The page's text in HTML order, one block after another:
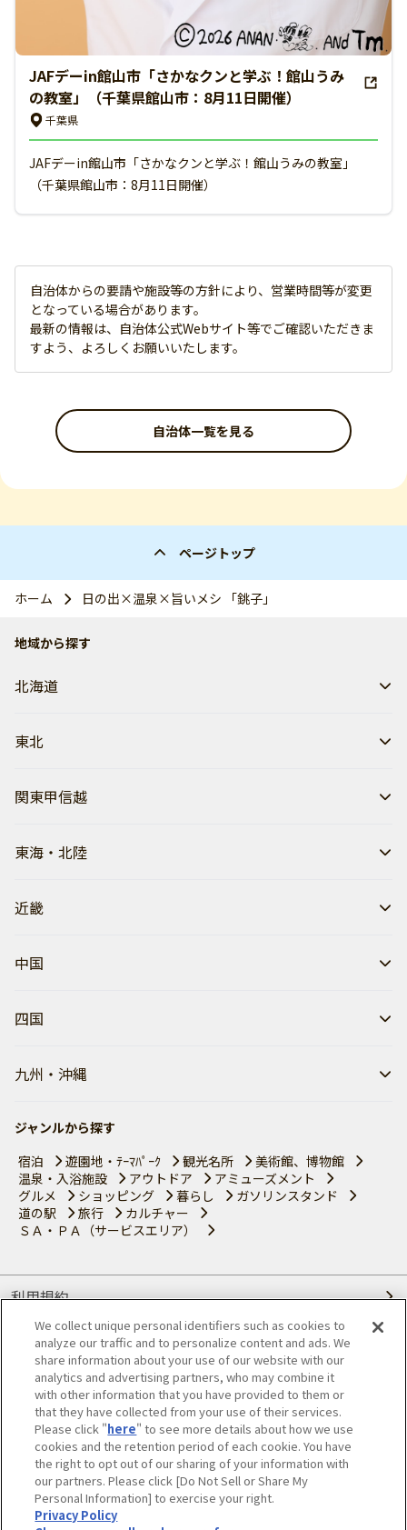
JAFデーin館山市「さかなクンと学ぶ！館山うみ
の教室」（千葉県館山市：8月11日開催）
千葉県
JAFデーin館山市「さかなクンと学ぶ！館山うみの教室」
（千葉県館山市：8月11日開催）
自治体からの要請や施設等の方針により、営業時間等が変更
となっている場合があります。
最新の情報は、自治体公式Webサイト等でご確認いただきま
すよう、よろしくお願いいたします。
自治体一覧を見る
ページトップ
ホーム 日の出×温泉×旨いメシ 「銚子」
地域から探す
北海道
東北
関東甲信越
東海・北陸
近畿
中国
四国
九州・沖縄
ジャンルから探す
宿泊
遊園地・ﾃｰﾏﾊﾟｰｸ 観光名所
美術館、博物館
温泉・入浴施設
アウトドア
アミューズメント
グルメ
ショッピング 暮らし
ガソリンスタンド
道の駅
旅行
カルチャー
ＳＡ・ＰＡ（サービスエリア）
利用規約
個人情報の取り扱いについて
会員優待サービスの提携をご検討の方へ
JAFホームページ
© JAPAN AUTOMOBILE FEDERATION. All rights reserved.
We collect unique personal identifiers such as cookies to
analyze our traffic and to personalize content and ads. We
share information about your use of our website with our
analytics and advertising partners, who may combine it
with other information that you have provided to them or
that they have collected from your use of their services.
Please click "here" to see more details about how we use
cookies and the retention period of each cookie. You have
the right to opt out of our sharing of your information with
our partners. Please click [Do Not Sell or Share My
Personal Information] to exercise your right.
Privacy Policy